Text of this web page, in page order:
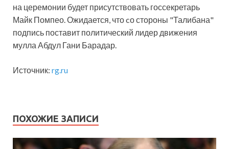
на церемонии будет присутствовать госсекретарь
Майк Помпео. Ожидается, что cо стороны "Талибана"
подпись поставит политический лидер движения
мулла Абдул Гани Барадар.
Источник: rg.ru
ПОХОЖИЕ ЗАПИСИ